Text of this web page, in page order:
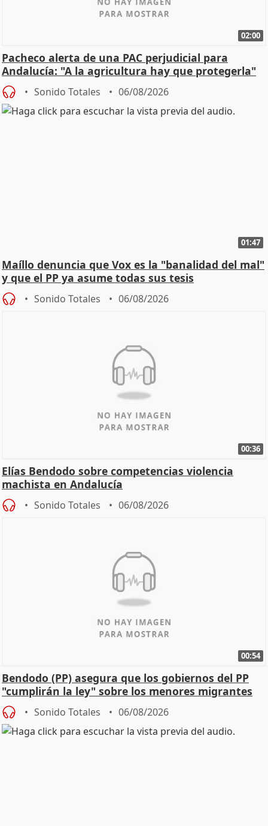
02:00
Pacheco alerta de una PAC perjudicial para
Andalucía: "A la agricultura hay que protegerla"
Sonido Totales 06/08/2026
01:47
Maíllo denuncia que Vox es la "banalidad del mal"
y que el PP ya asume todas sus tesis
Sonido Totales 06/08/2026
00:36
Elías Bendodo sobre competencias violencia
machista en Andalucía
Sonido Totales 06/08/2026
00:54
Bendodo (PP) asegura que los gobiernos del PP
"cumplirán la ley" sobre los menores migrantes
Sonido Totales 06/08/2026